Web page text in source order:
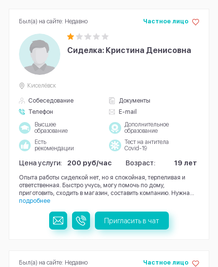
Сиделка: Кристина Денисовна
Собеседование
Документы
Телефон
E-mail
Частное лицо
Киселёвск
Высшее
образование
Дополнительное
образование
Есть
рекомендации
Тест на антитела
Covid-19
Цена услуги: 200 руб/час Возраст: 19 лет
Опыта работы сиделкой нет, но я спокойная, терпеливая и
ответственная. Быстро учусь, могу помочь по дому,
приготовить, сходить в магазин, составить компанию. Нужна...
подробнее
Был(а) на сайте: Недавно
Пригласить в чат
Частное лицо
Был(а) на сайте: Недавно